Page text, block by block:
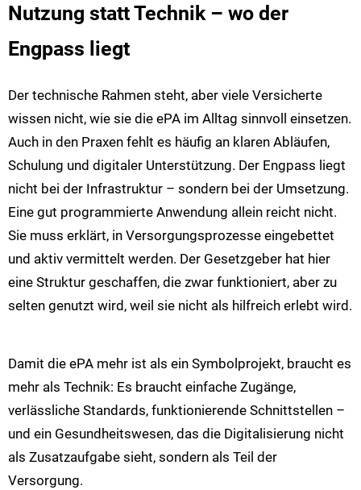
Nutzung statt Technik – wo der
Engpass liegt
Der technische Rahmen steht, aber viele Versicherte
wissen nicht, wie sie die ePA im Alltag sinnvoll einsetzen.
Auch in den Praxen fehlt es häufig an klaren Abläufen,
Schulung und digitaler Unterstützung. Der Engpass liegt
nicht bei der Infrastruktur – sondern bei der Umsetzung.
Eine gut programmierte Anwendung allein reicht nicht.
Sie muss erklärt, in Versorgungsprozesse eingebettet
und aktiv vermittelt werden. Der Gesetzgeber hat hier
eine Struktur geschaffen, die zwar funktioniert, aber zu
selten genutzt wird, weil sie nicht als hilfreich erlebt wird.
Damit die ePA mehr ist als ein Symbolprojekt, braucht es
mehr als Technik: Es braucht einfache Zugänge,
verlässliche Standards, funktionierende Schnittstellen –
und ein Gesundheitswesen, das die Digitalisierung nicht
als Zusatzaufgabe sieht, sondern als Teil der
Versorgung.